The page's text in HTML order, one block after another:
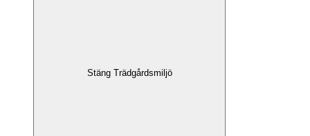
Stäng Trädgårdsmiljö